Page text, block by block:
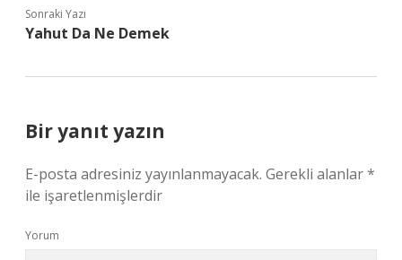
Sonraki Yazı
Yahut Da Ne Demek
Bir yanıt yazın
E-posta adresiniz yayınlanmayacak. Gerekli alanlar*
ile işaretlenmişlerdir
Yorum